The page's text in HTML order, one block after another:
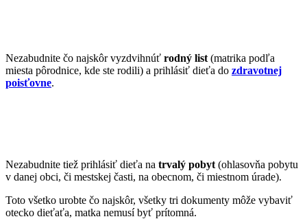
Nezabudnite čo najskôr vyzdvihnúť rodný list(matrika podľa
miesta pôrodnice, kde ste rodili) a prihlásiť dieťa do zdravotnej
poisťovne.
Nezabudnite tiež prihlásiť dieťa na trvalý pobyt (ohlasovňa pobytu
v danej obci, či mestskej časti, na obecnom, či miestnom úrade).
Toto všetko urobte čo najskôr, všetky tri dokumenty môže vybaviť
otecko dieťaťa, matka nemusí byť prítomná.